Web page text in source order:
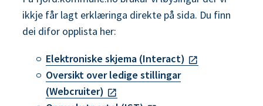
ikkje får lagt erklæringa direkte på sida. Du finn
dei difor opplista her:
Elektroniske skjema (Interact)
Oversikt over ledige stillingar
(Webcruiter)